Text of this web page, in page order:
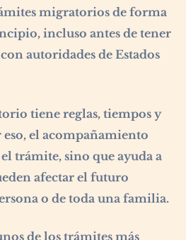
migratorios de forma
incluso antes de tener
autoridades de Estados
tiene reglas, tiempos y
el acompañamiento
trámite, sino que ayuda a
afectar el futuro
o de toda una familia.
de los trámites más